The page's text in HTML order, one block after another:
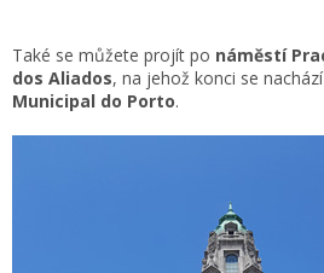
Také se můžete projít po náměstí
dos Aliados, na jehož konci se
Municipal do Porto.